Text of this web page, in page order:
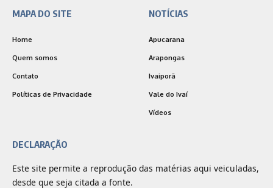
MAPA DO SITE
Home
Quem somos
Contato
Políticas de Privacidade
NOTÍCIAS
Apucarana
Arapongas
Ivaiporã
Vale do Ivaí
Vídeos
DECLARAÇÃO
Este site permite a reprodução das matérias aqui veiculadas,
desde que seja citada a fonte.